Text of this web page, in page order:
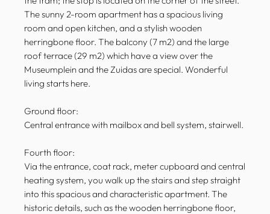
The sunny 2-room apartment has a spacious living
room and open kitchen, and a stylish wooden
herringbone floor. The balcony (7 m2) and the large
roof terrace (29 m2) which have a view over the
Museumplein and the Zuidas are special. Wonderful
living starts here.
Ground floor:
Central entrance with mailbox and bell system, stairwell.
Fourth floor:
Via the entrance, coat rack, meter cupboard and central
heating system, you walk up the stairs and step straight
into this spacious and characteristic apartment. The
historic details, such as the wooden herringbone floor,